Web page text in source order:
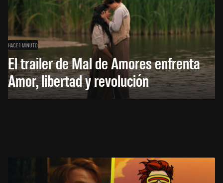
HACE 1 MINUTO
El trailer de Mal de Amores enfrenta
Amor, libertad y revolución